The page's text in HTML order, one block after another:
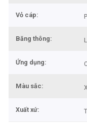
Vỏ cáp
Băng thông
Ứng dụng
Màu sắc
Xuất xứ